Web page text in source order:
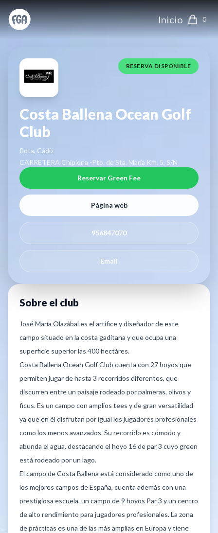
Inicio 0
RESERVA DISPONIBLE
Costa Ballena Ocean Golf
Club
Rota, Cádiz
CARRETERA Chipiona -Pto. de Sta. María Km. 5, S/N
Reservar Green Fee
Página web
956847070
Email
Sobre el club
José María Olazábal es el artífice y diseñador de este
campo situado en la costa gaditana y que ocupa una
superficie superior las 400 hectáres.
Costa Ballena Ocean Golf Club cuenta con 27 hoyos que
permiten jugar de hasta 3 recorridos diferentes, que
discurren entre un paisaje rodeado por palmeras, olivos y
ficus. Es un campo con amplios tees y de gran versatilidad
ya que en él disfrutan por igual los jugadores profesionales
como los menos avanzados. Su recorrido es cómodo y
abunda el agua, destacando el hoyo 16 de par 3 cuyo green
está rodeado por un lago.
El campo de Costa Ballena está considerado como uno de
los mejores campos de España, cuenta además con una
prestigiosa escuela, un campo de 9 hoyos Par 3 y un centro
de alto rendimiento para jugadores profesionales. La zona
de prácticas es una de las más amplias en Europa y tiene